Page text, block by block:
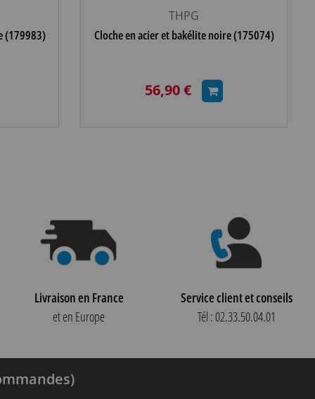
(179983)
THPG
Cloche en acier et bakélite noire (175074)
56,90 €
Livraison en France
et en Europe
Service client et conseils
Tél : 02.33.50.04.01